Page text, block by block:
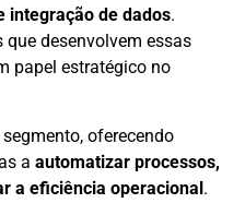
integração de dados.
que desenvolvem essas
papel estratégico no
oferecendo
a automatizar processos,
a eficiência operacional.